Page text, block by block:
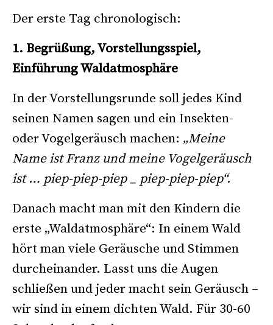
Der erste Tag chronologisch:
1. Begrüßung, Vorstellungsspiel,
Einführung Waldatmosphäre
In der Vorstellungsrunde soll jedes Kind
seinen Namen sagen und ein Insekten-
oder Vogelgeräusch machen: „Meine
Name ist Franz und meine Vogelgeräusch
ist … piep-piep-piep _ piep-piep-piep“.
Danach macht man mit den Kindern die
erste „Waldatmosphäre“: In einem Wald
hört man viele Geräusche und Stimmen
durcheinander. Lasst uns die Augen
schließen und jeder macht sein Geräusch –
wir sind in einem dichten Wald. Für 30-60